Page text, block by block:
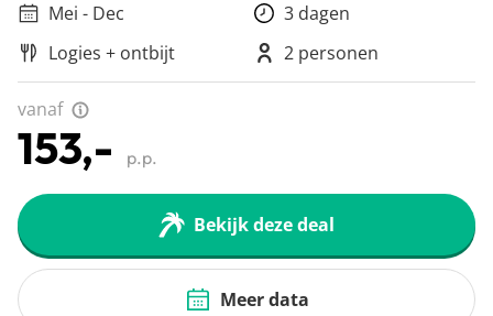
Mei - Dec
3 dagen
Logies + ontbijt
2 personen
vanaf
153,- p.p.
Bekijk deze deal
Meer data